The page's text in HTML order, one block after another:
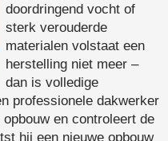
doordringend vocht of
sterk verouderde
materialen volstaat een
herstelling niet meer –
dan is volledige
professionele dakwerker
en controleert de
hij een nieuwe opbouw